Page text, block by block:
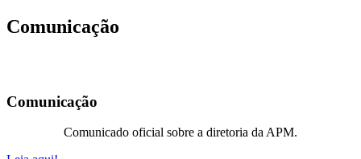
São
José
Comunicação
Comunicação
Comunicado oficial sobre a diretoria da APM.